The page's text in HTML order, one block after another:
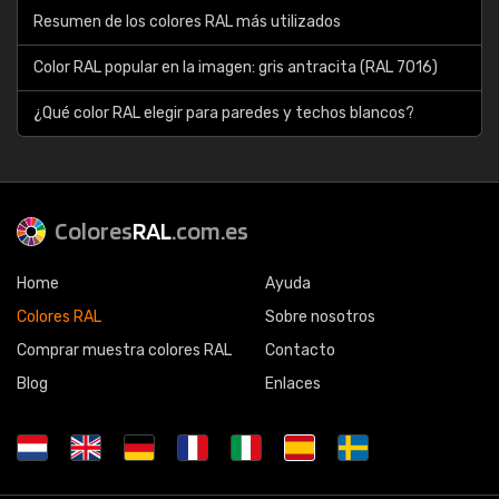
Resumen de los colores RAL más utilizados
Color RAL popular en la imagen: gris antracita (RAL 7016)
¿Qué color RAL elegir para paredes y techos blancos?
ColoresRAL.com.es
Home
Colores RAL
Comprar muestra colores RAL
Blog
Ayuda
Sobre nosotros
Contacto
Enlaces